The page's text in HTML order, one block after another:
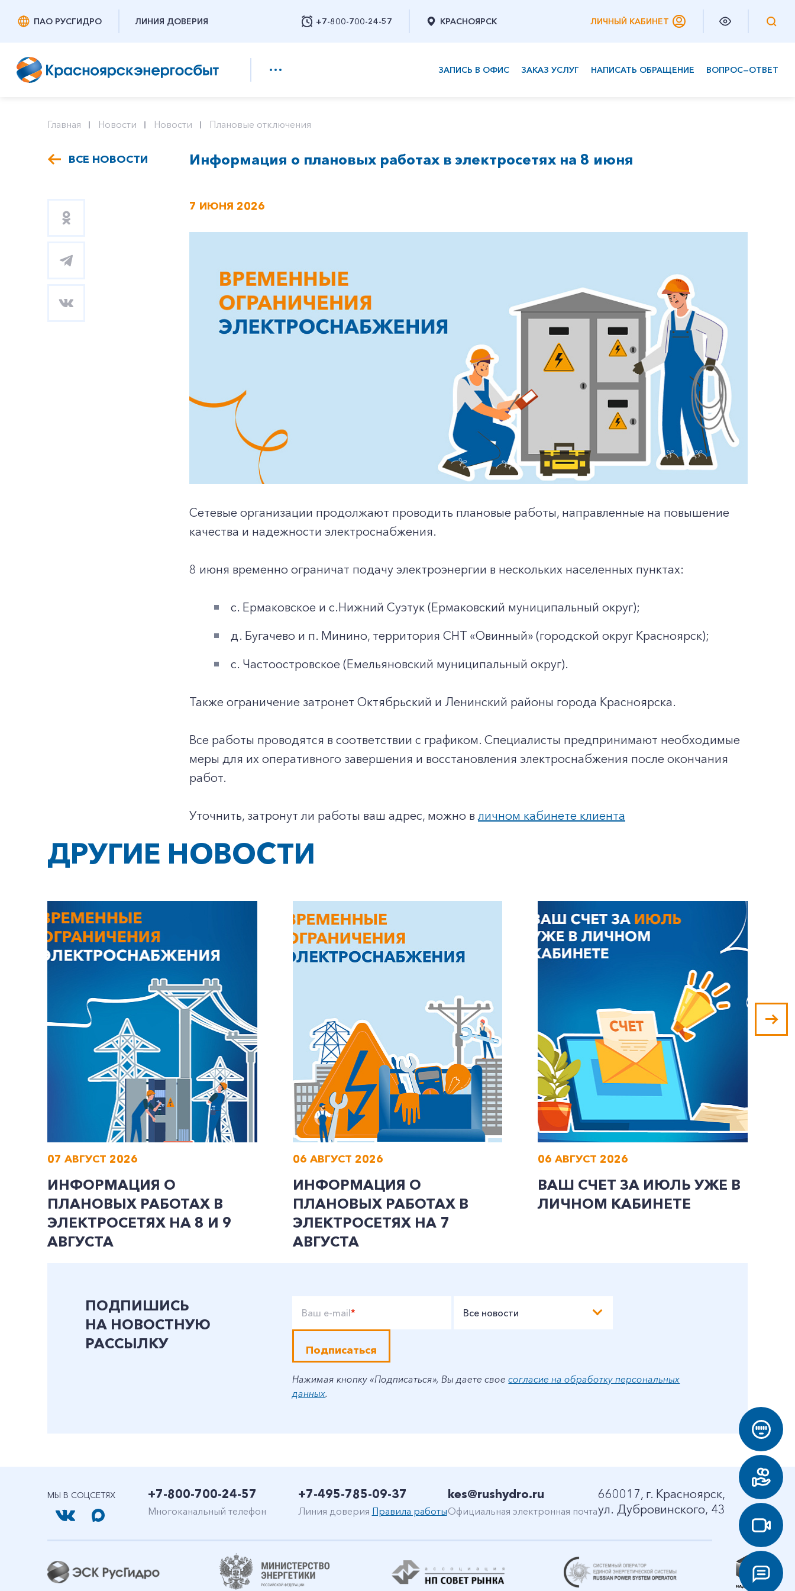
ПАО РУСГИДРО ЛИНИЯ ДОВЕРИЯ +7-800-700-24-57
Заказать обратный звонок
КРАСНОЯРСК ЛИЧНЫЙ КАБИНЕТ
ЗАПИСЬ В ОФИС ЗАКАЗ УСЛУГ НАПИСАТЬ ОБРАЩЕНИЕ ВОПРОС—ОТВЕТ
+7-800-700-24-57
Заказать обратный звонок
Частным клиентам
Главная Новости Новости Плановые отключения
ВСЕ НОВОСТИ Информация о плановых работах в электросетях на 8 июня
7 ИЮНЯ 2026
Сетевые организации продолжают проводить плановые работы, направленные на повышение
качества и надежности электроснабжения.
8 июня временно ограничат подачу электроэнергии в нескольких населенных пунктах:
с. Ермаковское и с.Нижний Суэтук (Ермаковский муниципальный округ);
д. Бугачево и п. Минино, территория СНТ «Овинный» (городской округ Красноярск);
с. Частоостровское (Емельяновский муниципальный округ).
Также ограничение затронет Октябрьский и Ленинский районы города Красноярска.
Все работы проводятся в соответствии с графиком. Специалисты предпринимают необходимые
меры для их оперативного завершения и восстановления электроснабжения после окончания
работ.
Уточнить, затронут ли работы ваш адрес, можно в личном кабинете клиента
ДРУГИЕ НОВОСТИ
07 АВГУСТ 2026
ИНФОРМАЦИЯ О
ПЛАНОВЫХ РАБОТАХ В
ЭЛЕКТРОСЕТЯХ НА 8 И 9
АВГУСТА
06 АВГУСТ 2026
ИНФОРМАЦИЯ О
ПЛАНОВЫХ РАБОТАХ В
ЭЛЕКТРОСЕТЯХ НА 7
АВГУСТА
06 АВГУСТ 2026
ВАШ СЧЕТ ЗА ИЮЛЬ УЖЕ В
ЛИЧНОМ КАБИНЕТЕ
ПОДПИШИСЬ
НА НОВОСТНУЮ
РАССЫЛКУ
Ваш e-mail* Все новости
Подписаться
Нажимая кнопку «Подписаться», Вы даете своесогласие на обработку персональных
данных.
МЫ В СОЦСЕТЯХ +7-800-700-24-57
Многоканальный телефон
+7-495-785-09-37
Линия доверия Правила работы
kes@rushydro.ru
Официальная электронная почта
660017, г. Красноярск,
ул. Дубровинского, 43